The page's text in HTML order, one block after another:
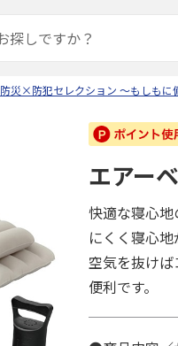
防災×防犯セレクション ～もしもに
エアー
快適な寝心
にくく寝心
空気を抜け
便利です。